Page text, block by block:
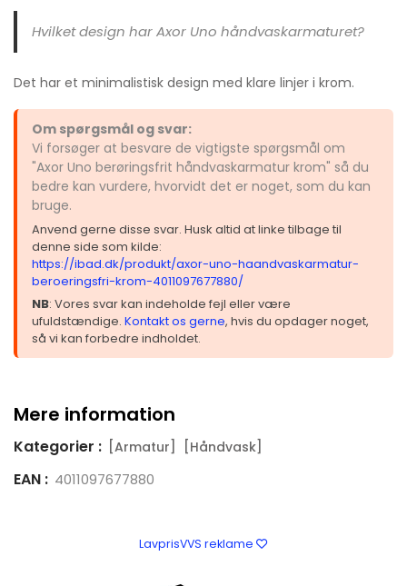
Hvilket design har Axor Uno håndvaskarmaturet?
Det har et minimalistisk design med klare linjer i krom.
Om spørgsmål og svar:
Vi forsøger at besvare de vigtigste spørgsmål om
"Axor Uno berøringsfrit håndvaskarmatur krom" så du
bedre kan vurdere, hvorvidt det er noget, som du kan
bruge.
Anvend gerne disse svar. Husk altid at linke tilbage til
denne side som kilde:
https://ibad.dk/produkt/axor-uno-haandvaskarmatur-
beroeringsfri-krom-4011097677880/
NB: Vores svar kan indeholde fejl eller være
ufuldstændige. Kontakt os gerne, hvis du opdager noget,
så vi kan forbedre indholdet.
Mere information
Kategorier : [Armatur] [Håndvask]
EAN : 4011097677880
LavprisVVS reklame